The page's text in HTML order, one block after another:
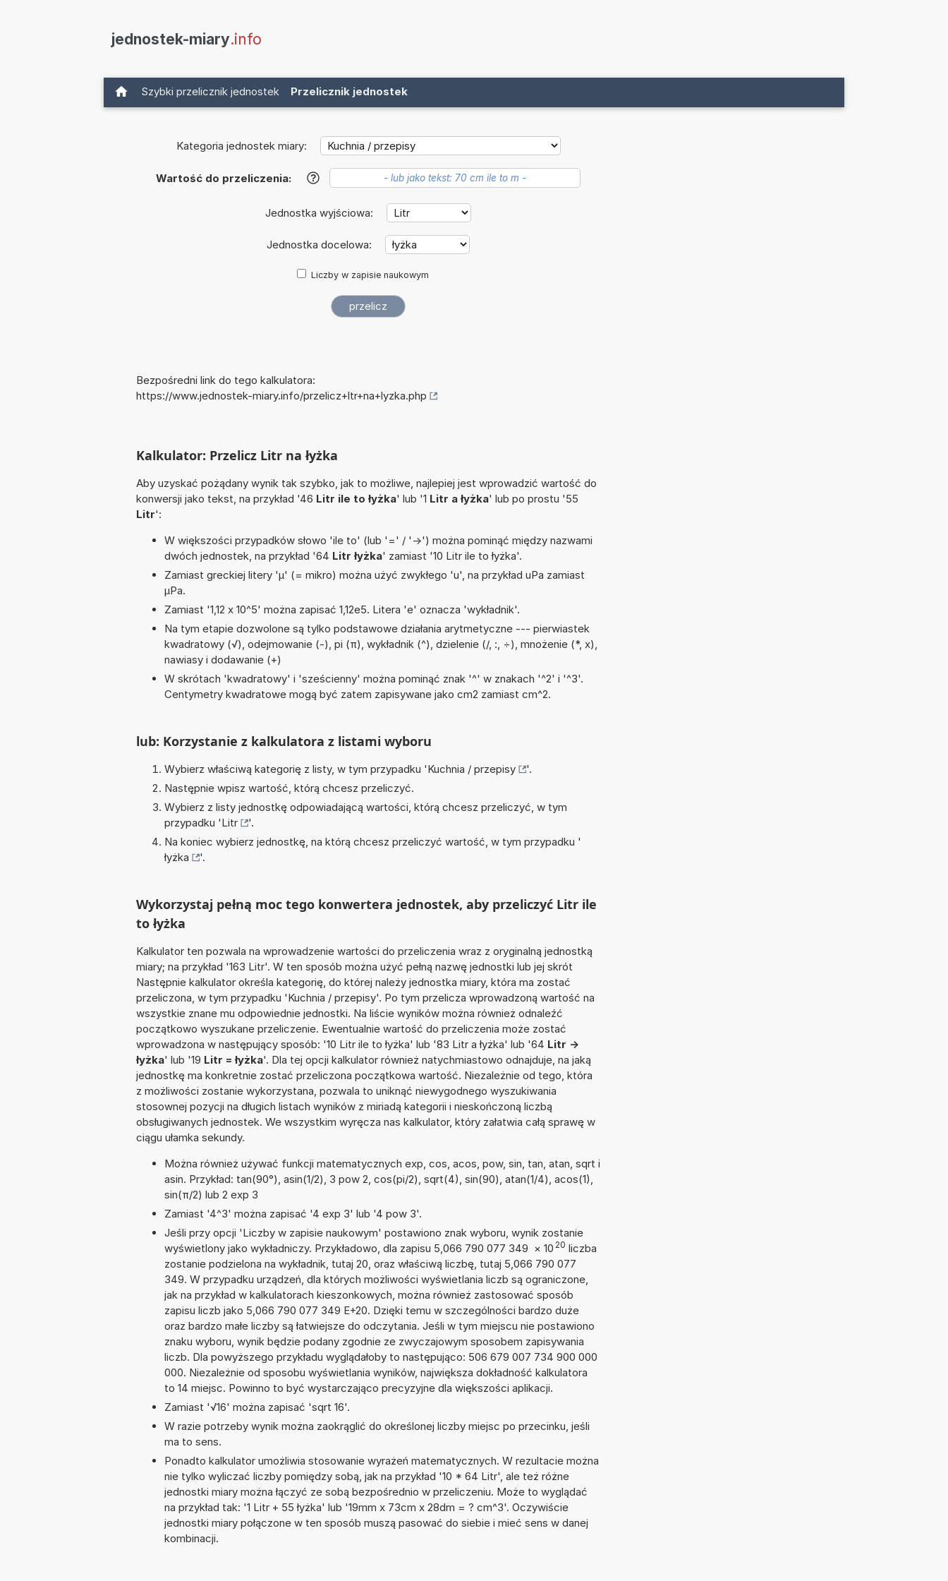
jednostek-miary.info
Szybki przelicznik jednostek Przelicznik jednostek
Kategoria jednostek miary:
Wartość do przeliczenia: ?
Jednostka wyjściowa:
Jednostka docelowa:
Liczby w zapisie naukowym
Bezpośredni link do tego kalkulatora:
https://www.jednostek-miary.info/przelicz+ltr+na+lyzka.php
Kalkulator: Przelicz Litr na łyżka
Aby uzyskać pożądany wynik tak szybko, jak to możliwe, najlepiej jest wprowadzić wartość do
konwersji jako tekst, na przykład '46 Litr ile to łyżka' lub '1 Litr a łyżka' lub po prostu '55
Litr':
W większości przypadków słowo 'ile to' (lub '=' / '->') można pominąć między nazwami
dwóch jednostek, na przykład '64 Litr łyżka' zamiast '10 Litr ile to łyżka'.
Zamiast greckiej litery 'µ' (= mikro) można użyć zwykłego 'u', na przykład uPa zamiast
µPa.
Zamiast '1,12 x 10^5' można zapisać 1,12e5. Litera 'e' oznacza 'wykładnik'.
Na tym etapie dozwolone są tylko podstawowe działania arytmetyczne --- pierwiastek
kwadratowy (√), odejmowanie (-), pi (π), wykładnik (^), dzielenie (/, :, ÷), mnożenie (*, x),
nawiasy i dodawanie (+)
W skrótach 'kwadratowy' i 'sześcienny' można pominąć znak '^' w znakach '^2' i '^3'.
Centymetry kwadratowe mogą być zatem zapisywane jako cm2 zamiast cm^2.
lub: Korzystanie z kalkulatora z listami wyboru
Wybierz właściwą kategorię z listy, w tym przypadku 'Kuchnia / przepisy
'.
Następnie wpisz wartość, którą chcesz przeliczyć.
Wybierz z listy jednostkę odpowiadającą wartości, którą chcesz przeliczyć, w tym
przypadku 'Litr
'.
Na koniec wybierz jednostkę, na którą chcesz przeliczyć wartość, w tym przypadku '
łyżka
'.
Wykorzystaj pełną moc tego konwertera jednostek, aby przeliczyć Litr ile
to łyżka
Kalkulator ten pozwala na wprowadzenie wartości do przeliczenia wraz z oryginalną jednostką
miary; na przykład '163 Litr'. W ten sposób można użyć pełną nazwę jednostki lub jej skrót
Następnie kalkulator określa kategorię, do której należy jednostka miary, która ma zostać
przeliczona, w tym przypadku 'Kuchnia / przepisy'. Po tym przelicza wprowadzoną wartość na
wszystkie znane mu odpowiednie jednostki. Na liście wyników można również odnaleźć
początkowo wyszukane przeliczenie. Ewentualnie wartość do przeliczenia może zostać
wprowadzona w następujący sposób: '10 Litr ile to łyżka' lub '83 Litr a łyżka' lub '64 Litr ->
łyżka' lub '19 Litr = łyżka'. Dla tej opcji kalkulator również natychmiastowo odnajduje, na jaką
jednostkę ma konkretnie zostać przeliczona początkowa wartość. Niezależnie od tego, która
z możliwości zostanie wykorzystana, pozwala to uniknąć niewygodnego wyszukiwania
stosownej pozycji na długich listach wyników z miriadą kategorii i nieskończoną liczbą
obsługiwanych jednostek. We wszystkim wyręcza nas kalkulator, który załatwia całą sprawę w
ciągu ułamka sekundy.
Można również używać funkcji matematycznych exp, cos, acos, pow, sin, tan, atan, sqrt i
asin. Przykład: tan(90°), asin(1/2), 3 pow 2, cos(pi/2), sqrt(4), sin(90), atan(1/4), acos(1),
sin(π/2) lub 2 exp 3
Zamiast '4^3' można zapisać '4 exp 3' lub '4 pow 3'.
Jeśli przy opcji 'Liczby w zapisie naukowym' postawiono znak wyboru, wynik zostanie
wyświetlony jako wykładniczy. Przykładowo, dla zapisu 5,066 790 077 349 × 10 20 liczba
zostanie podzielona na wykładnik, tutaj 20, oraz właściwą liczbę, tutaj 5,066 790 077
349. W przypadku urządzeń, dla których możliwości wyświetlania liczb są ograniczone,
jak na przykład w kalkulatorach kieszonkowych, można również zastosować sposób
zapisu liczb jako 5,066 790 077 349 E+20. Dzięki temu w szczególności bardzo duże
oraz bardzo małe liczby są łatwiejsze do odczytania. Jeśli w tym miejscu nie postawiono
znaku wyboru, wynik będzie podany zgodnie ze zwyczajowym sposobem zapisywania
liczb. Dla powyższego przykładu wyglądałoby to następująco: 506 679 007 734 900 000
000. Niezależnie od sposobu wyświetlania wyników, największa dokładność kalkulatora
to 14 miejsc. Powinno to być wystarczająco precyzyjne dla większości aplikacji.
Zamiast '√16' można zapisać 'sqrt 16'.
W razie potrzeby wynik można zaokrąglić do określonej liczby miejsc po przecinku, jeśli
ma to sens.
Ponadto kalkulator umożliwia stosowanie wyrażeń matematycznych. W rezultacie można
nie tylko wyliczać liczby pomiędzy sobą, jak na przykład '10 * 64 Litr', ale też różne
jednostki miary można łączyć ze sobą bezpośrednio w przeliczeniu. Może to wyglądać
na przykład tak: '1 Litr + 55 łyżka' lub '19mm x 73cm x 28dm = ? cm^3'. Oczywiście
jednostki miary połączone w ten sposób muszą pasować do siebie i mieć sens w danej
kombinacji.